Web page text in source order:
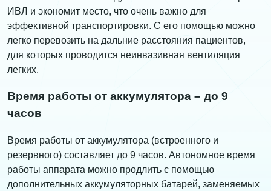
ИВЛ и экономит место, что очень важно для
эффективной транспортировки. С его помощью можно
легко перевозить на дальние расстояния пациентов,
для которых проводится неинвазивная вентиляция
легких.
Время работы от аккумулятора – до 9
часов
Время работы от аккумулятора (встроенного и
резервного) составляет до 9 часов. Автономное время
работы аппарата можно продлить с помощью
дополнительных аккумуляторных батарей, заменяемых